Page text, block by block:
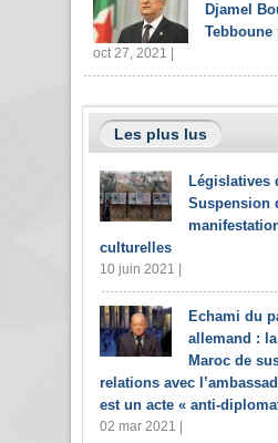
Djamel
Tebboune
oct 27, 2021 |
Les plus lus
Législatives
Suspension
culturelles
10 juin 2021 |
Echami du
allemand :
Maroc de
relations avec
est un acte « anti-
02 mar 2021 |